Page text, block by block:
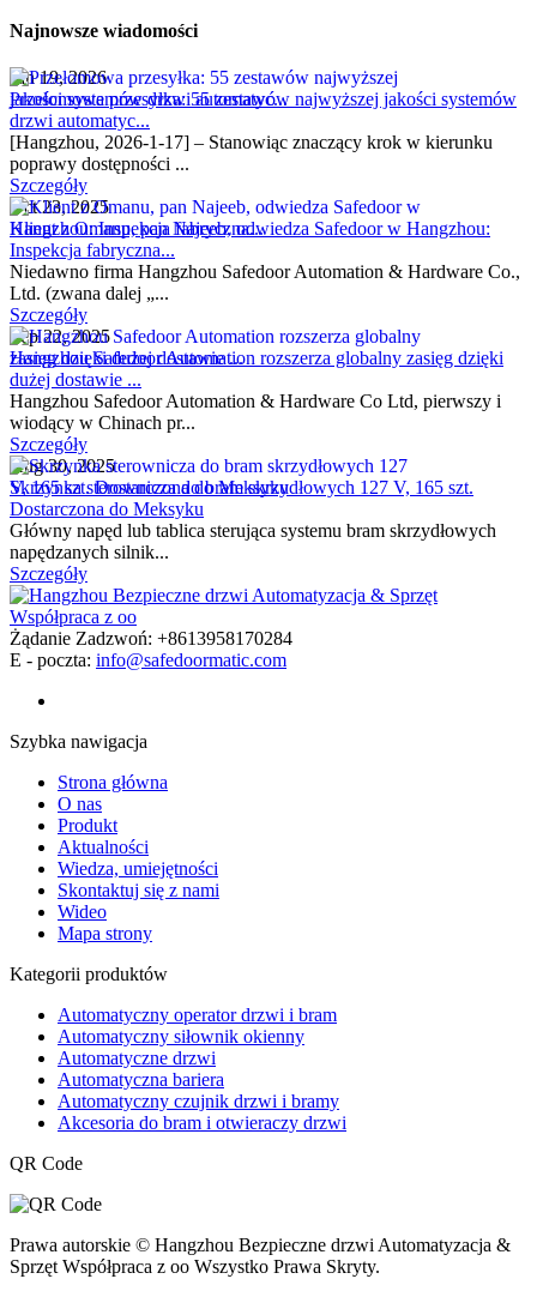
Najnowsze wiadomości
Jan 19, 2026
Przełomowa przesyłka: 55 zestawów najwyższej jakości systemów
drzwi automatyc...
[Hangzhou, 2026-1-17] – Stanowiąc znaczący krok w kierunku
poprawy dostępności ...
Szczegóły
Oct 23, 2025
Klient z Omanu, pan Najeeb, odwiedza Safedoor w Hangzhou:
Inspekcja fabryczna...
Niedawno firma Hangzhou Safedoor Automation & Hardware Co.,
Ltd. (zwana dalej „...
Szczegóły
Sep 22, 2025
Hangzhou Safedoor Automation rozszerza globalny zasięg dzięki
dużej dostawie ...
Hangzhou Safedoor Automation & Hardware Co Ltd, pierwszy i
wiodący w Chinach pr...
Szczegóły
Aug 30, 2025
Skrzynka sterownicza do bram skrzydłowych 127 V, 165 szt.
Dostarczona do Meksyku
Główny napęd lub tablica sterująca systemu bram skrzydłowych
napędzanych silnik...
Szczegóły
Żądanie Zadzwoń: +8613958170284
E - poczta: info@safedoormatic.com
Szybka nawigacja
Strona główna
O nas
Produkt
Aktualności
Wiedza, umiejętności
Skontaktuj się z nami
Wideo
Mapa strony
Kategorii produktów
Automatyczny operator drzwi i bram
Automatyczny siłownik okienny
Automatyczne drzwi
Automatyczna bariera
Automatyczny czujnik drzwi i bramy
Akcesoria do bram i otwieraczy drzwi
QR Code
Prawa autorskie © Hangzhou Bezpieczne drzwi Automatyzacja &
Sprzęt Współpraca z oo Wszystko Prawa Skryty.